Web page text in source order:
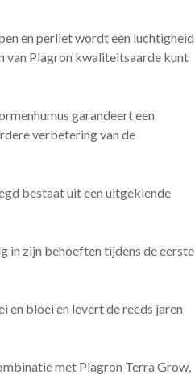
en perliet wordt een luchtigheid
van Plagron kwaliteitsaarde kunt
garandeert een
verbetering van de
bestaat uit een uitgekiende
in zijn behoeften tijdens de eerste
en bloei en levert de reeds jaren
met Plagron Terra Grow,